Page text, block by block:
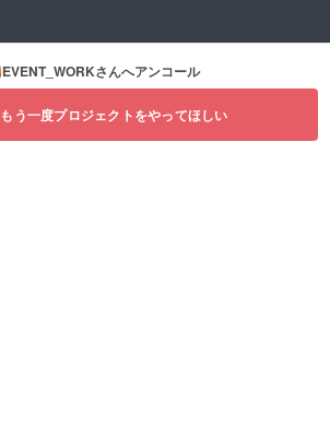
EVENT_WORKさんへアンコール
もう一度プロジェクトをやってほしい